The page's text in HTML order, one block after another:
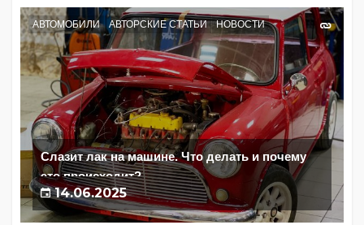
АВТОМОБИЛИ АВТОРСКИЕ СТАТЬИ НОВОСТИ
Слазит лак на машине. Что делать и почему
это происходит?
14.06.2025